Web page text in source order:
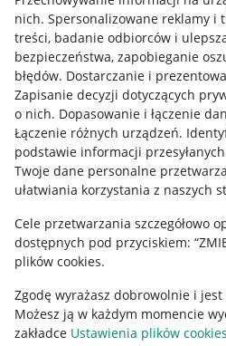
nich. Spersonalizowane reklamy i
treści, badanie odbiorców i
bezpieczeństwa, zapobieganie
błędów. Dostarczanie i
Zapisanie decyzji dotyczących
o nich. Dopasowanie i łączenie
Łączenie różnych urządzeń.
podstawie informacji
Twoje dane personalne
ułatwiania korzystania z naszych
Cele przetwarzania szczegółowo
dostępnych pod przyciskiem:
plików cookies.
Zgodę wyrażasz dobrowolnie i jest
Możesz ją w każdym momencie
zakładce Ustawienia plików cookies
Allegro Gadane dla kupujących
Mapa miejscowości
Informacje prawne
Regulamin
Polityka plików "cookies"
Ustawienia plików "cookies"
Udostępnianie lokalizacji
Informacje dla Aktu o Usługach
Pobierz aplikację